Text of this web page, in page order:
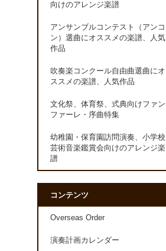
向けのアレンジ楽譜
アンサンブルコンテスト（アンコ
ン）選曲にオススメの楽譜、人気
作品
吹奏楽コンクール自由曲選曲にオ
ススメの楽譜、人気作品
文化祭、体育祭、式典向けファン
ファーレ・序曲特集
幼稚園・保育園訪問演奏、小学校
芸術音楽鑑賞会向けのアレンジ楽
譜
コンテンツ
Overseas Order
演奏計画カレンダー